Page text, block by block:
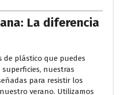
La diferencia
de plástico que puedes
nuestras
para resistir los
verano. Utilizamos